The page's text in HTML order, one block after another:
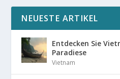
NEUESTE ARTIKEL
Entdecken Sie
Paradiese
Vietnam